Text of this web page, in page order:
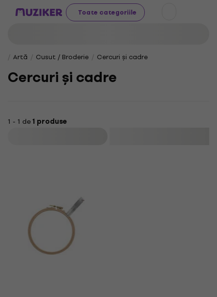
Toate categoriile
Artă Cusut / Broderie Cercuri și cadre
Cercuri și cadre
1 - 1 de1 produse